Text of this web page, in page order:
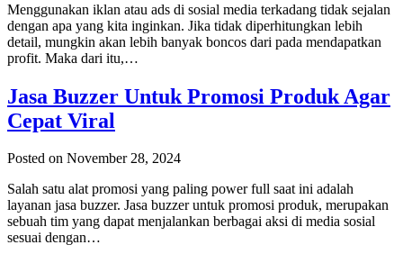
Menggunakan iklan atau ads di sosial media terkadang tidak sejalan
dengan apa yang kita inginkan. Jika tidak diperhitungkan lebih
detail, mungkin akan lebih banyak boncos dari pada mendapatkan
profit. Maka dari itu,…
Jasa Buzzer Untuk Promosi Produk Agar
Cepat Viral
Posted on November 28, 2024
Salah satu alat promosi yang paling power full saat ini adalah
layanan jasa buzzer. Jasa buzzer untuk promosi produk, merupakan
sebuah tim yang dapat menjalankan berbagai aksi di media sosial
sesuai dengan…